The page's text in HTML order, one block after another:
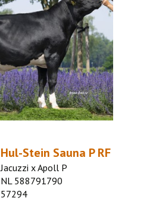
Hul-Stein Sauna P RF
Jacuzzi x Apoll P
NL 588791790
57294